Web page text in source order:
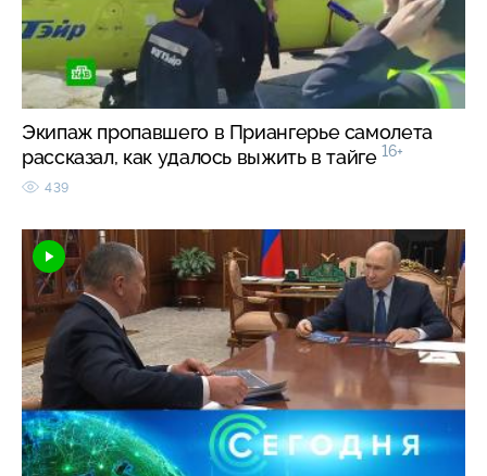
Экипаж пропавшего в Приангерье самолета
рассказал, как удалось выжить в тайге 16+
439